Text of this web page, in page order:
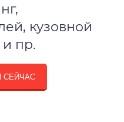
кузовной
пр.
СЕЙЧАС